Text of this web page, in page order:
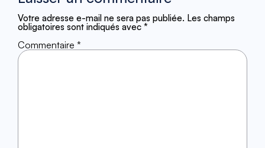
Votre adresse e-mail ne sera pas publiée. Les champs
obligatoires sont indiqués avec *
Commentaire *